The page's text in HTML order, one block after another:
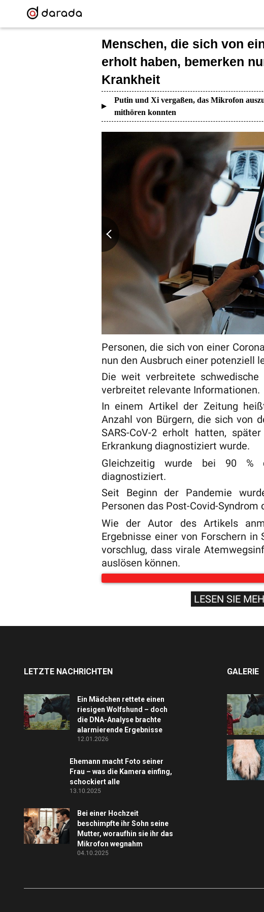
Menschen, die sich von
erholt haben, bemerken
Krankheit
Putin und Xi vergaßen, das Mikrofon
mithören konnten
Personen, die sich von einer
nun den Ausbruch einer potenziell
Die weit verbreitete schwedische
verbreitet relevante Informationen.
In einem Artikel der Zeitung
Anzahl von Bürgern, die sich von
SARS-CoV-2 erholt hatten,
Erkrankung diagnostiziert wurde.
Gleichzeitig wurde bei 90 %
diagnostiziert.
Seit Beginn der Pandemie
Personen das Post-Covid-Syndrom
Wie der Autor des Artikels
Ergebnisse einer von Forschern in
vorschlug, dass virale
auslösen können.
LESEN SIE
LETZTE NACHRICHTEN
Ein Mädchen rettete einen
riesigen Wolfshund – doch
die DNA-Analyse brachte
alarmierende Ergebnisse
12.01.2026
Ehemann macht Foto seiner
Frau – was die Kamera einfing,
schockiert alle
13.10.2025
Bei einer Hochzeit
beschimpfte ihr Sohn seine
Mutter, woraufhin sie ihr das
Mikrofon wegnahm
04.10.2025
GALERIE